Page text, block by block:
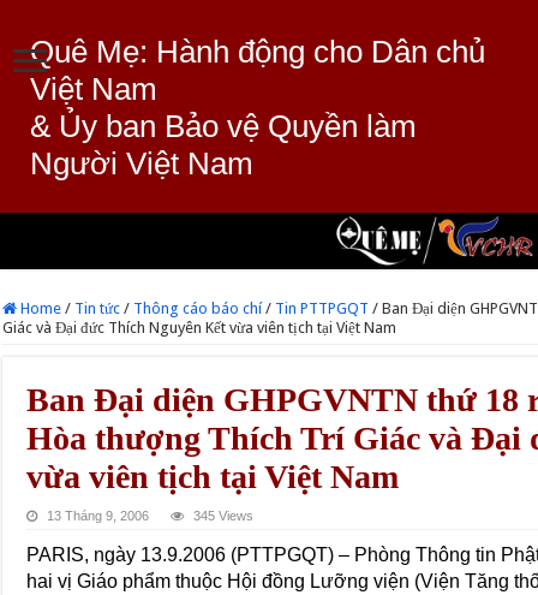
Quê Mẹ: Hành động cho Dân chủ
Việt Nam
& Ủy ban Bảo vệ Quyền làm
Người Việt Nam
Home / Tin tức / Thông cáo báo chí / Tin PTTPGQT / Ban Đại diện
Giác và Đại đức Thích Nguyên Kết vừa viên tịch tại Việt Nam
Ban Đại diện GHPGVNTN thứ 18
Hòa thượng Thích Trí Giác và Đại
vừa viên tịch tại Việt Nam
13 Tháng 9, 2006 345 Views
PARIS, ngày 13.9.2006 (PTTPGQT) – Phòng Thông tin
hai vị Giáo phẩm thuộc Hội đồng Lưỡng viện (Viện Tăng